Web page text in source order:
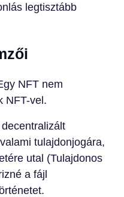
legtisztább
NFT nem
NFT-vel.
tulajdonjogára,
utal (Tulajdonos
a fájl